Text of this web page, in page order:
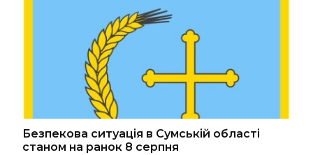
Безпекова ситуація в Сумській області
станом на ранок 8 серпня